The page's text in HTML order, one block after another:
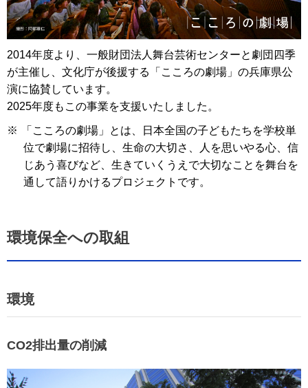
2014年度より、一般財団法人舞台芸術センターと劇団四季
が主催し、文化庁が後援する「こころの劇場」の兵庫県公
演に協賛しています。
2025年度もこの事業を支援いたしました。
※
「こころの劇場」とは、日本全国の子どもたちを学校単
位で劇場に招待し、生命の大切さ、人を思いやる心、信
じあう喜びなど、生きていくうえで大切なことを舞台を
通して語りかけるプロジェクトです。
環境保全への取組
環境
CO2排出量の削減